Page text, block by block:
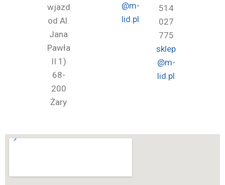
wjazd
od Al.
Jana
Pawła
II 1)
68-
200
Żary
@m-
lid.pl
514
027
775
sklep
@m-
lid.pl